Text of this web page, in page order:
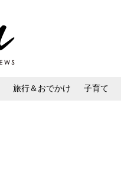
旅行＆おでかけ 子育て